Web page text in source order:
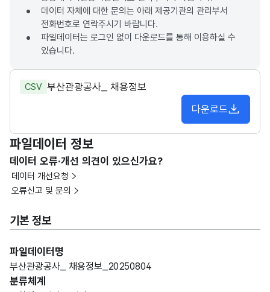
데이터 자체에 대한 문의는 아래 제공기관의 관리부서
전화번호로 연락주시기 바랍니다.
파일데이터는 로그인 없이 다운로드를 통해 이용하실 수
있습니다.
CSV 부산관광공사_ 채용정보
다운로드
파일데이터 정보
데이터 오류·개선 의견이 있으신가요?
데이터 개선요청
오류신고 및 문의
기본 정보
파일데이터명
부산관광공사_ 채용정보_20250804
분류체계